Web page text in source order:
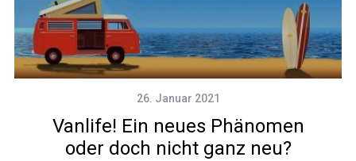
26. Januar 2021
Vanlife! Ein neues Phänomen
oder doch nicht ganz neu?